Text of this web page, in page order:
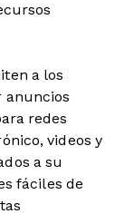
a los
anuncios
redes
videos y
a su
fáciles de